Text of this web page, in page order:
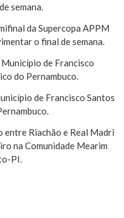
semana.
da Supercopa APPM
o final de semana.
de Francisco
do Pernambuco.
de Francisco Santos
entre Riachão e Real Madri
na Comunidade Mearim
PI.